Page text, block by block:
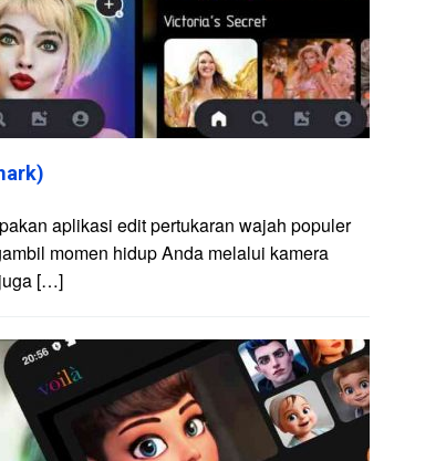
aplikasi edit pertukaran wajah populer
momen hidup Anda melalui kamera
[…]